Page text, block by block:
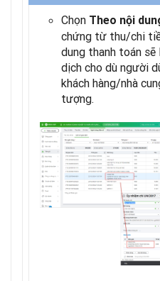
Chọn Theo nội
chứng từ thu/chi
dung thanh toán
dịch cho dù người
khách hàng/nhà
tượng.